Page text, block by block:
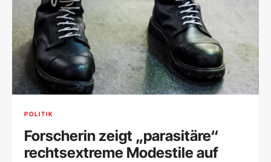
POLITIK
Forscherin zeigt „parasitäre“
rechtsextreme Modestile auf